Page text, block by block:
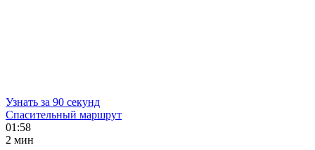
Узнать за 90 секунд
Спасительный маршрут
01:58
2 мин